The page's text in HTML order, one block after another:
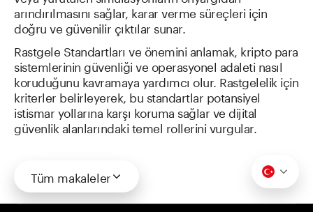
arındırılmasını sağlar, karar verme süreçleri için
doğru ve güvenilir çıktılar sunar.
Rastgele Standartları ve önemini anlamak, kripto para
sistemlerinin güvenliği ve operasyonel adaleti nasıl
koruduğunu kavramaya yardımcı olur. Rastgelelik için
kriterler belirleyerek, bu standartlar potansiyel
istismar yollarına karşı koruma sağlar ve dijital
güvenlik alanlarındaki temel rollerini vurgular.
Tüm makaleler